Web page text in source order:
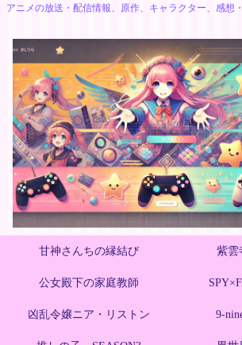
アニメの放送・配信情報、原作、キャラクター、感想
甘神さんちの縁結び 紫雲
公女殿下の家庭教師
凶乱令嬢ニア・リストン 9-